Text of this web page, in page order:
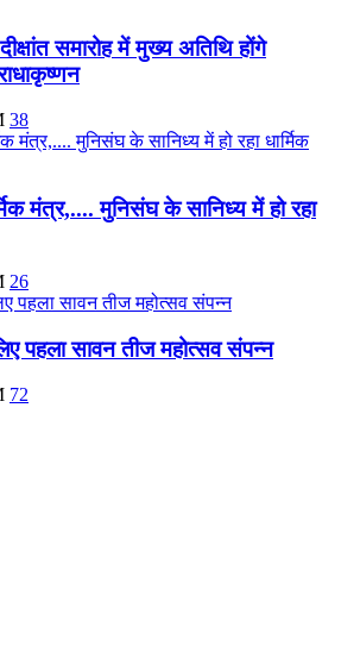
समारोह में मुख्य अतिथि होंगे
38
मंत्र,.... मुनिसंघ के सानिध्य में हो रहा
26
पहला सावन तीज महोत्सव संपन्न
72